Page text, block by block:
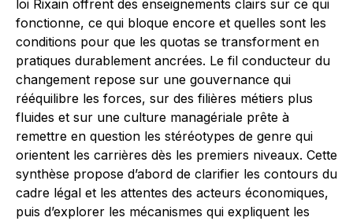
loi Rixain offrent des enseignements clairs sur ce qui
fonctionne, ce qui bloque encore et quelles sont les
conditions pour que les quotas se transforment en
pratiques durablement ancrées. Le fil conducteur du
changement repose sur une gouvernance qui
rééquilibre les forces, sur des filières métiers plus
fluides et sur une culture managériale prête à
remettre en question les stéréotypes de genre qui
orientent les carrières dès les premiers niveaux. Cette
synthèse propose d’abord de clarifier les contours du
cadre légal et les attentes des acteurs économiques,
puis d’explorer les mécanismes qui expliquent les